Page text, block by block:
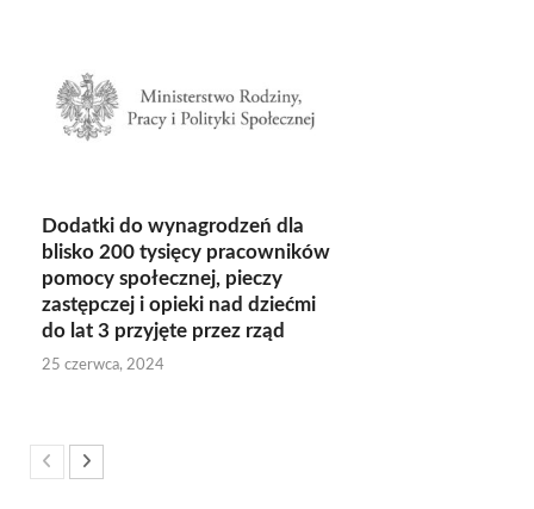
Dodatki do wynagrodzeń dla
blisko 200 tysięcy pracowników
pomocy społecznej, pieczy
zastępczej i opieki nad dziećmi
do lat 3 przyjęte przez rząd
25 czerwca, 2024